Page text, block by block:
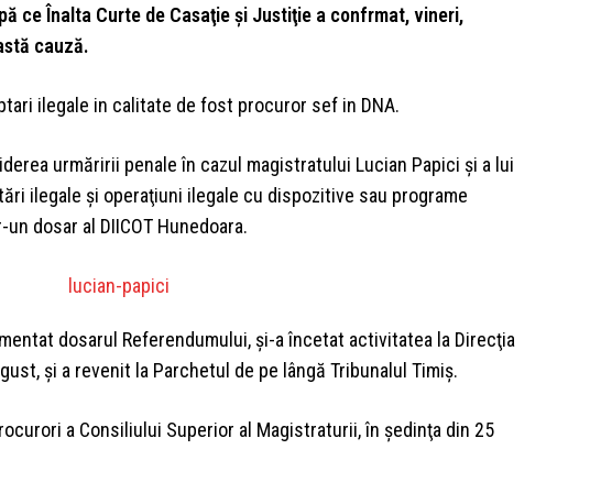
ce Înalta Curte de Casaţie şi Justiţie a confrmat, vineri,
cauză.
ilegale in calitate de fost procuror sef in DNA.
urmăririi penale în cazul magistratului Lucian Papici şi a lui
ilegale şi operaţiuni ilegale cu dispozitive sau programe
dosar al DIICOT Hunedoara.
dosarul Referendumului, şi-a încetat activitatea la Direcţia
şi a revenit la Parchetul de pe lângă Tribunalul Timiş.
a Consiliului Superior al Magistraturii, în şedinţa din 25